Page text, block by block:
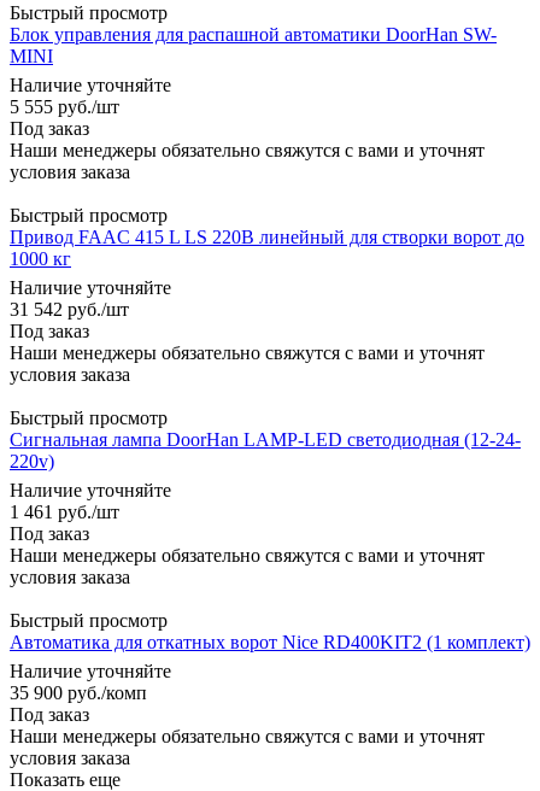
Быстрый просмотр
Блок управления для распашной автоматики DoorHan SW-
MINI
Наличие уточняйте
5 555 руб./шт
Под заказ
Наши менеджеры обязательно свяжутся с вами и уточнят
условия заказа
Быстрый просмотр
Привод FAAC 415 L LS 220В линейный для створки ворот до
1000 кг
Наличие уточняйте
31 542 руб./шт
Под заказ
Наши менеджеры обязательно свяжутся с вами и уточнят
условия заказа
Быстрый просмотр
Сигнальная лампа DoorHan LAMP-LED светодиодная (12-24-
220v)
Наличие уточняйте
1 461 руб./шт
Под заказ
Наши менеджеры обязательно свяжутся с вами и уточнят
условия заказа
Быстрый просмотр
Автоматика для откатных ворот Nice RD400KIT2 (1 комплект)
Наличие уточняйте
35 900 руб./комп
Под заказ
Наши менеджеры обязательно свяжутся с вами и уточнят
условия заказа
Показать еще